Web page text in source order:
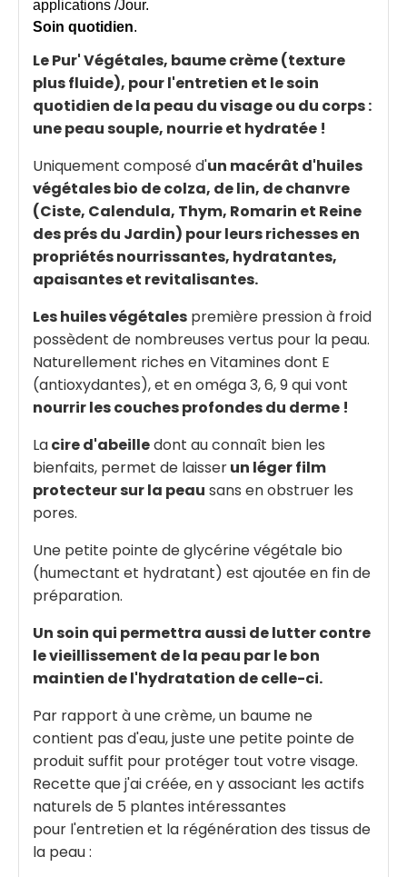
applications /Jour.
Soin quotidien.
Le Pur' Végétales, baume crème (texture
plus fluide), pour l'entretien et le soin
quotidien de la peau du visage ou du corps :
une peau souple, nourrie et hydratée !
Uniquement composé d'un macérât d'huiles
végétales bio de colza, de lin, de chanvre
(Ciste, Calendula, Thym, Romarin et Reine
des prés du Jardin) pour leurs richesses en
propriétés nourrissantes, hydratantes,
apaisantes et revitalisantes.
Les huiles végétales première pression à froid
possèdent de nombreuses vertus pour la peau.
Naturellement riches en Vitamines dont E
(antioxydantes), et en oméga 3, 6, 9 qui vont
nourrir les couches profondes du derme !
Lacire d'abeilledont au connaît bien les
bienfaits, permet de laisserun léger film
protecteur sur la peau sans en obstruer les
pores.
Une petite pointe de glycérine végétale bio
(humectant et hydratant) est ajoutée en fin de
préparation.
Un soin qui permettra aussi de lutter contre
le vieillissement de la peau par le bon
maintien de l'hydratation de celle-ci.
Par rapport à une crème, un baume ne
contient pas d'eau, juste une petite pointe de
produit suffit pour protéger tout votre visage.
Recette que j'ai créée, en y associant les actifs
naturels de 5 plantes intéressantes
pour l'entretien et la régénération des tissus de
la peau :